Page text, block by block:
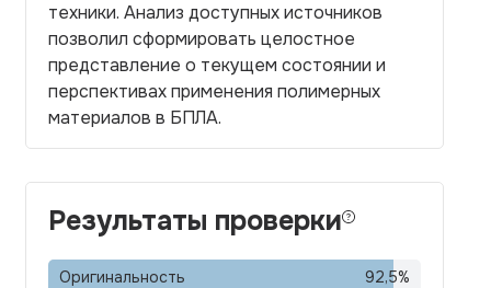
техники. Анализ доступных источников
позволил сформировать целостное
представление о текущем состоянии и
перспективах применения полимерных
материалов в БПЛА.
Результаты проверки
Оригинальность 92,5%